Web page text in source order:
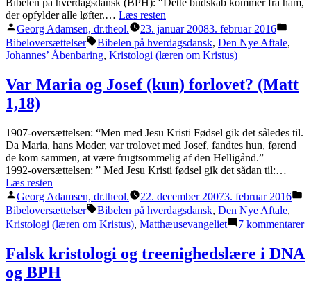
der opfylder alle løfter.… Læs resten
Posted
by
Georg Adamsen, dr.theol. 23. januar 20083. februar 2016
in
Bibeloversættelser Tags:
Bibelen på hverdagsdansk, Den Nye Aftale,
Johannes’ Åbenbaring, Kristologi (læren om Kristus)
Var Maria og Josef (kun) forlovet? (Matt
1,18)
1907-oversættelsen: “Men med Jesu Kristi Fødsel gik det således til.
Da Maria, hans Moder, var trolovet med Josef, fandtes hun, førend
de kom sammen, at være frugtsommelig af den Helligånd.”
1992-oversættelsen: ” Med Jesu Kristi fødsel gik det sådan til:…
Læs resten
Posted
by
Georg Adamsen, dr.theol. 22. december 20073. februar 2016
Bibeloversættelser Tags:
Bibelen på hverdagsdansk, Den Nye Aftale,
Kristologi (læren om Kristus), Matthæusevangeliet 7 kommentarertil
Falsk kristologi og treenighedslære i DNA
og BPH